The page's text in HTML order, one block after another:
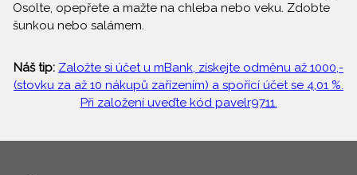
Osolte, opepřete a mažte na chleba nebo veku. Zdobte
šunkou nebo salámem.
Náš tip: Založte si účet u mBank, získejte odměnu až 1000,-
(stovku za až 10 nákupů zařízením) a spořící účet se 4,01 %.
Při založení uveďte kód pavelr9711.